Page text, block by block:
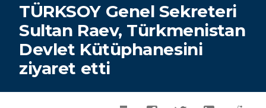
TÜRKSOY Genel Sekreteri
Sultan Raev, Türkmenistan
Devlet Kütüphanesini
ziyaret etti